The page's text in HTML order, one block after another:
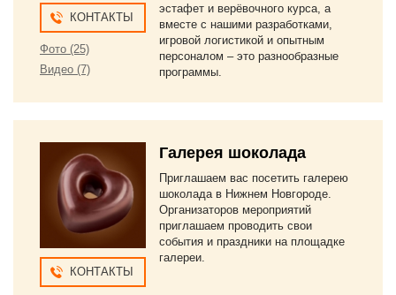
КОНТАКТЫ
Фото (25)
Видео (7)
эстафет и верёвочного курса, а
вместе с нашими разработками,
игровой логистикой и опытным
персоналом – это разнообразные
программы.
КОНТАКТЫ
Галерея шоколада
Приглашаем вас посетить галерею
шоколада в Нижнем Новгороде.
Организаторов мероприятий
приглашаем проводить свои
события и праздники на площадке
галереи.